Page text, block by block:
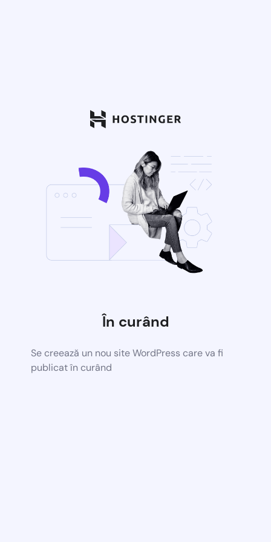
În curând
Se creează un nou site WordPress care va fi
publicat în curând